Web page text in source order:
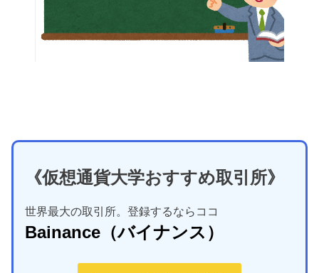
《仮想通貨大学おすすめ取引所》
世界最大の取引所。登録するならココ
Bainance （バイナンス）